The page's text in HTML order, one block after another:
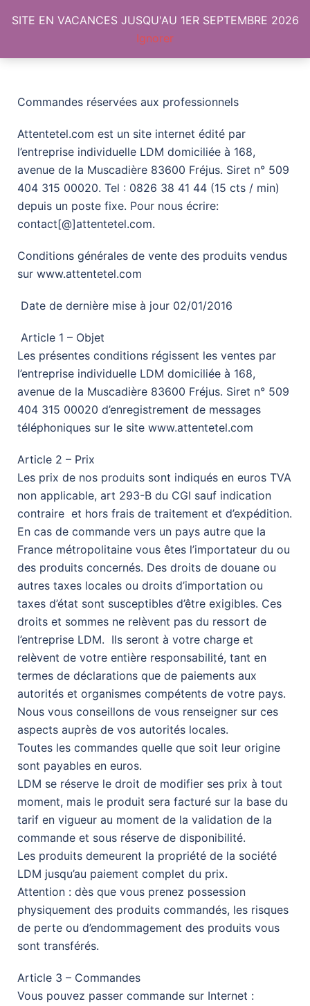
SITE EN VACANCES JUSQU'AU 1ER SEPTEMBRE 2026
Ignorer
Commandes réservées aux professionnels
Attentetel.com est un site internet édité par
l’entreprise individuelle LDM domiciliée à 168,
avenue de la Muscadière 83600 Fréjus. Siret n° 509
404 315 00020. Tel : 0826 38 41 44 (15 cts / min)
depuis un poste fixe. Pour nous écrire:
contact[@]attentetel.com.
Conditions générales de vente des produits vendus
sur www.attentetel.com
Date de dernière mise à jour 02/01/2016
Article 1 – Objet
Les présentes conditions régissent les ventes par
l’entreprise individuelle LDM domiciliée à 168,
avenue de la Muscadière 83600 Fréjus. Siret n° 509
404 315 00020 d’enregistrement de messages
téléphoniques sur le site www.attentetel.com
Article 2 – Prix
Les prix de nos produits sont indiqués en euros TVA
non applicable, art 293-B du CGI sauf indication
contraire et hors frais de traitement et d’expédition.
En cas de commande vers un pays autre que la
France métropolitaine vous êtes l’importateur du ou
des produits concernés. Des droits de douane ou
autres taxes locales ou droits d’importation ou
taxes d’état sont susceptibles d’être exigibles. Ces
droits et sommes ne relèvent pas du ressort de
l’entreprise LDM. Ils seront à votre charge et
relèvent de votre entière responsabilité, tant en
termes de déclarations que de paiements aux
autorités et organismes compétents de votre pays.
Nous vous conseillons de vous renseigner sur ces
aspects auprès de vos autorités locales.
Toutes les commandes quelle que soit leur origine
sont payables en euros.
LDM se réserve le droit de modifier ses prix à tout
moment, mais le produit sera facturé sur la base du
tarif en vigueur au moment de la validation de la
commande et sous réserve de disponibilité.
Les produits demeurent la propriété de la société
LDM jusqu’au paiement complet du prix.
Attention : dès que vous prenez possession
physiquement des produits commandés, les risques
de perte ou d’endommagement des produits vous
sont transférés.
Article 3 – Commandes
Vous pouvez passer commande sur Internet :